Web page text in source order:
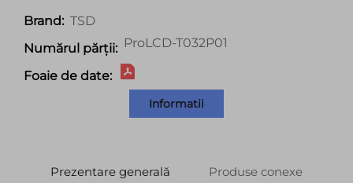
Brand: TSD
Numărul părții: ProLCD-T032P01
Foaie de date:
Informatii
Prezentare generală Produse conexe